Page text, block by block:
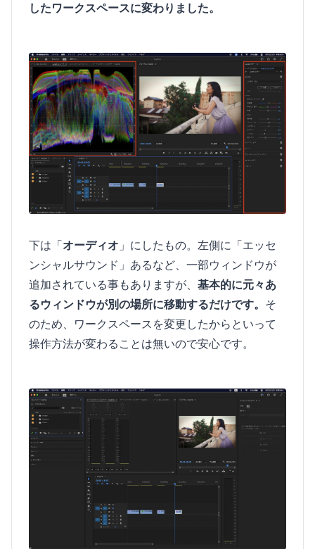
したワークスペースに変わりました。
下は「オーディオ 」にしたもの。左側に「エッセ
ンシャルサウンド」あるなど、一部ウィンドウが
追加されている事もありますが、 基本的に元々あ
るウィンドウが別の場所に移動するだけです。 そ
のため、ワークスペースを変更したからといって
操作方法が変わることは無いので安心です。